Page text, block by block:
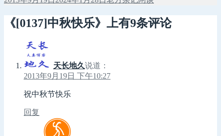
于《[0137]中秋快乐》上有9条评论
天长地久说道：
2013年9月19日 下午10:27
祝中秋节快乐
回复